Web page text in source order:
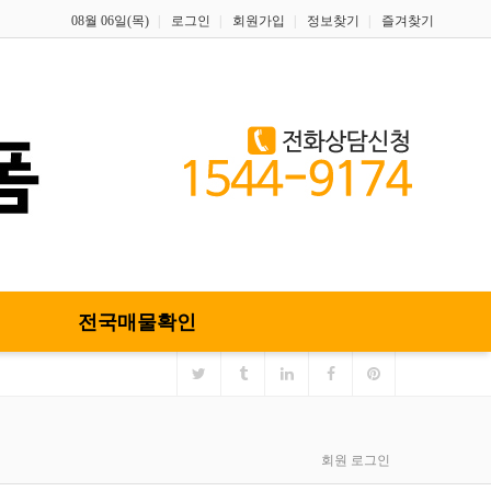
08월 06일(목) 로그인 회원가입 정보찾기 즐겨찾기
전국매물확인
회원 로그인